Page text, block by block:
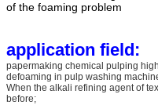
of the foaming problem
application field:
papermaking chemical pulping
defoaming in pulp washing
When the alkali refining agent of
before;